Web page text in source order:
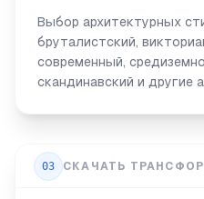
Выбор архитектурных
бруталистский,
современный,
скандинавский и другие
03 СКАЧАТЬ